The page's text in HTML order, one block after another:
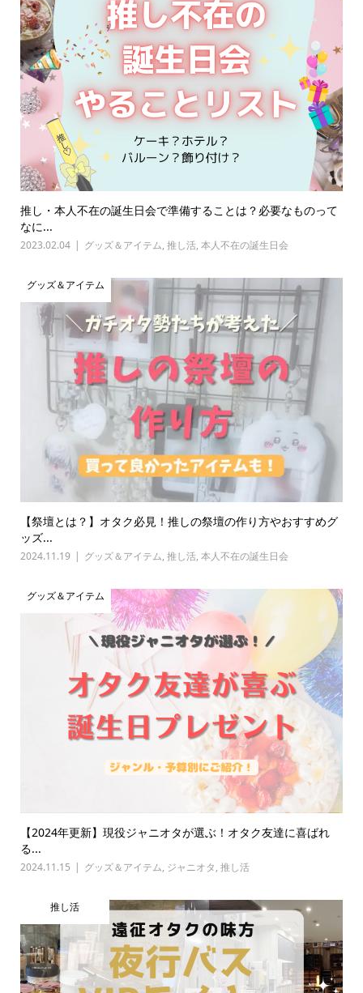
推し・本人不在の誕生日会で準備することは？必要なものって
なに...
2023.02.04 グッズ＆アイテム, 推し活, 本人不在の誕生日会
グッズ＆アイテム
【祭壇とは？】オタク必見！推しの祭壇の作り方やおすすめグ
ッズ...
2024.11.19 グッズ＆アイテム, 推し活, 本人不在の誕生日会
グッズ＆アイテム
【2024年更新】現役ジャニオタが選ぶ！オタク友達に喜ばれ
る...
2024.11.15 グッズ＆アイテム, ジャニオタ, 推し活
推し活